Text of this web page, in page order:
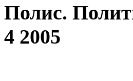
Полис.
4 2005